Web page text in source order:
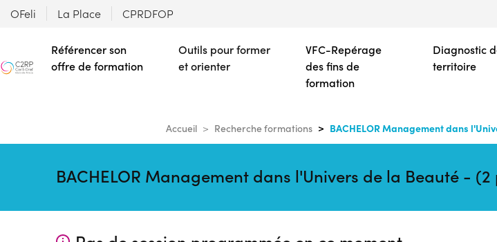
contenu
OFeli La Place CPRDFOP
Référencer son
offre de formation
Outils pour former
et orienter
VFC-Repérage
des fins de
formation
Diagnostic
territoire
Accueil Recherche formations BACHELOR Management dans
BACHELOR Management dans l'Univers de la Beauté -